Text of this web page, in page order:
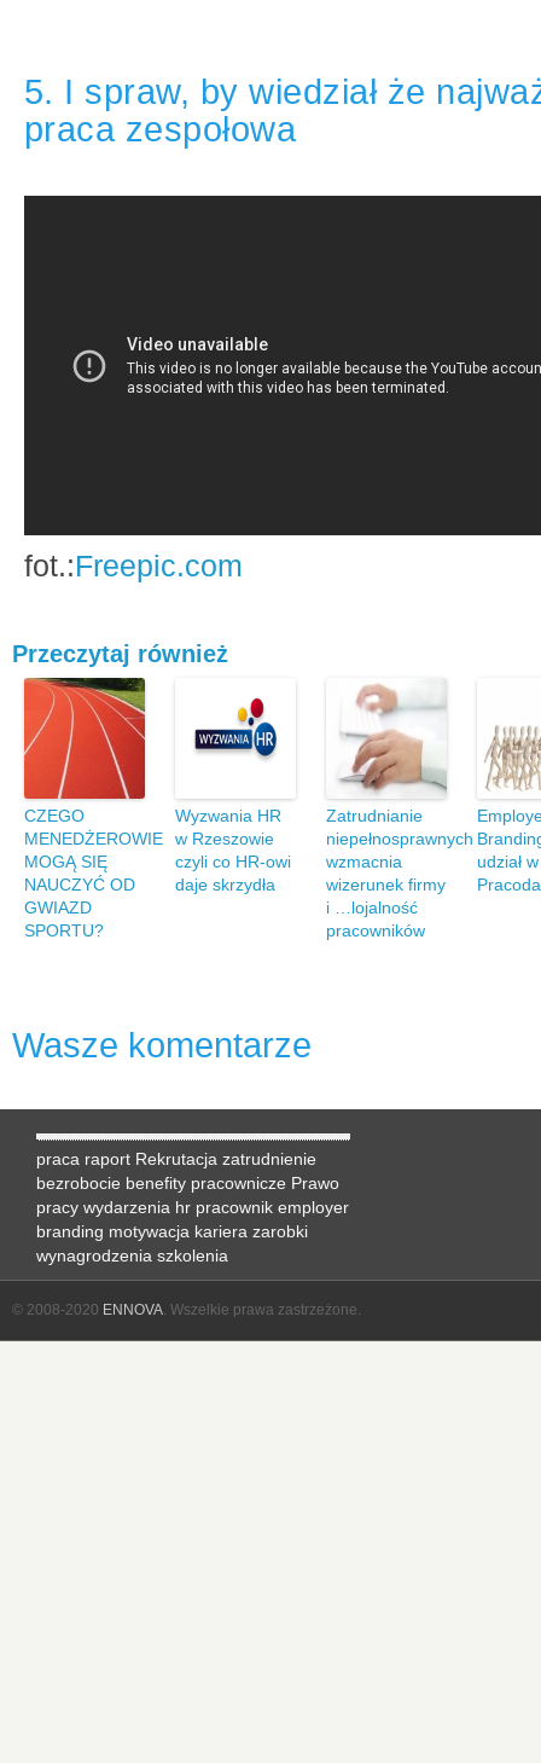
5. I spraw, by wiedział że
praca zespołowa
fot.:Freepic.com
Przeczytaj również
CZEGO
MENEDŻEROWIE
MOGĄ SIĘ
NAUCZYĆ OD
GWIAZD
SPORTU?
Wyzwania HR
w Rzeszowie
czyli co HR-owi
daje skrzydła
Zatrudnianie
niepełnosprawnych
wzmacnia
wizerunek firmy
i …lojalność
pracowników
udział
Wasze komentarze
praca raport Rekrutacja zatrudnienie
bezrobocie benefity pracownicze Prawo
pracy wydarzenia hr pracownik employer
branding motywacja kariera zarobki
wynagrodzenia szkolenia
© 2008-2020 ENNOVA. Wszelkie prawa zastrzeżone.